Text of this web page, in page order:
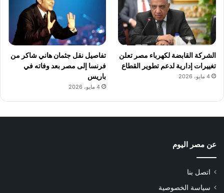
الشركة القابضة لكهرباء مصر تعلن
تغييرات إدارية لدعم تطوير القطاع
4 مايو، 2026
تفاصيل نقل جثمان هاني شاكر من
فرنسا إلى مصر بعد وفاته في
باريس
4 مايو، 2026
عن مصر اليوم
اتصل بنا
سياسة الخصوصية